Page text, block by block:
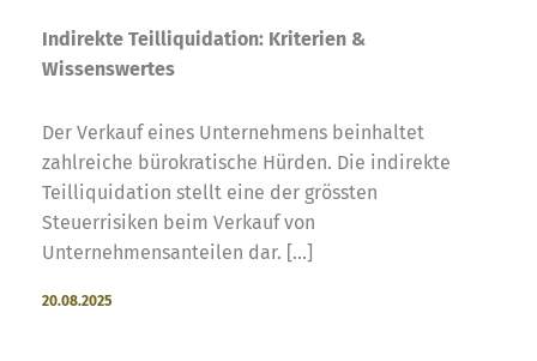
Indirekte Teilliquidation: Kriterien &
Wissenswertes
Der Verkauf eines Unternehmens beinhaltet
zahlreiche bürokratische Hürden. Die indirekte
Teilliquidation stellt eine der grössten
Steuerrisiken beim Verkauf von
Unternehmensanteilen dar. [...]
20.08.2025